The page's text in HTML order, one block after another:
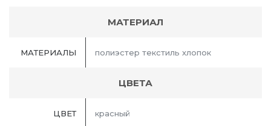
МАТЕРИАЛ
МАТЕРИАЛЫ полиэстер текстиль хлопок
ЦВЕТА
ЦВЕТ красный